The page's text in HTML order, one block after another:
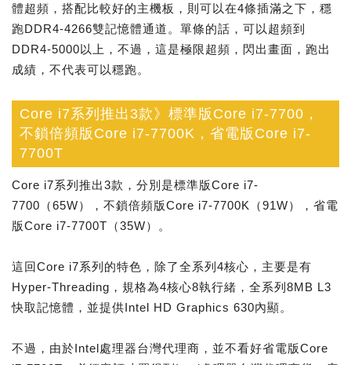
體超頻，搭配比較好的主機板，則可以在4條插滿之下，穩
跑DDR4-4266雙記憶體通道。單條的話，可以超頻到
DDR4-5000以上，不過，這是極限超頻，閃出畫面，跑出
成績，不代表可以穩跑。
Core i7系列推出3款》標準版Core i7-7700，
不鎖倍頻版Core i7-7700K，省電版Core i7-
7700T
Core i7系列推出3款，分別是標準版Core i7-
7700（65W），不鎖倍頻版Core i7-7700K（91W），省電
版Core i7-7700T（35W）。
這回Core i7系列的特色，除了全系列4核心，主要是有
Hyper-Threading，規格為4核心8執行緒，全系列8MB L3
快取記憶體，並提供Intel HD Graphics 630內顯。
不過，由於Intel處理器台灣代理商，並不看好省電版Core